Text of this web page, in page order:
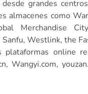
grandes
almacenes como
Merchandise
Westlink, the
online
Wangyi.com,